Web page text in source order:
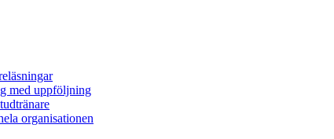
med uppföljning
organisationen